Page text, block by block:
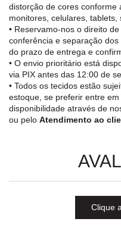
distorção de cores conforme
monitores, celulares, tablets,
• Reservamo-nos o direito
conferência e separação
do prazo de entrega e
• O envio prioritário está
via PIX antes das 12:00 de
• Todos os tecidos estão
estoque, se preferir entre
disponibilidade através de
ou pelo Atendimento ao
Clique